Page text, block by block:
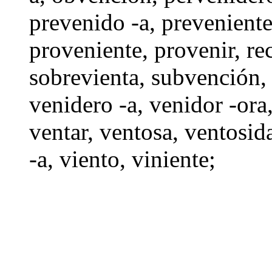
prevenido -a,
proveniente, provenir,
sobrevienta, subvención,
venidero -a, venidor -ora
ventar, ventosa,
-a, viento, viniente;